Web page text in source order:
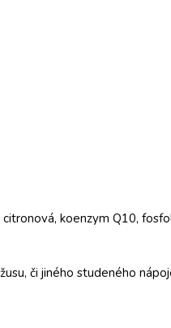
koenzym Q10,
či jiného studeného